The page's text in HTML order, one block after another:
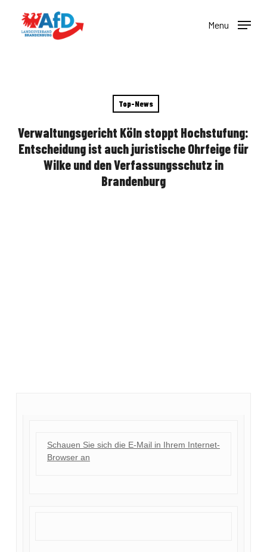
Menu
Top-News
Verwaltungsgericht Köln stoppt Hochstufung:
Entscheidung ist auch juristische Ohrfeige für
Wilke und den Verfassungsschutz in
Brandenburg
Schauen Sie sich die E-Mail in Ihrem Internet-
Browser an